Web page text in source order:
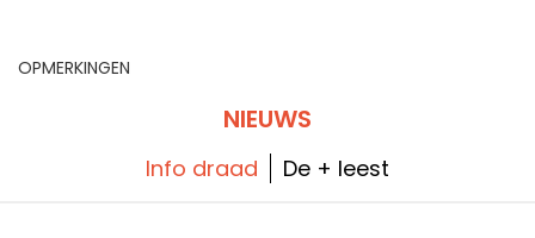
OPMERKINGEN
NIEUWS
Info draad De + leest